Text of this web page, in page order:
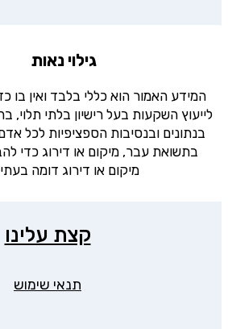
גילוי נאות
המידע האמור הוא כללי בלבד ואין בו
לייעוץ השקעות בעל רישיון בלתי
בנתונים ובנסיבות הספציפיות לכל
בתשואת עבר, מיקום או דירוג כדי
מיקום או דירוג דומה
קצת עלינו
תנאי שימוש